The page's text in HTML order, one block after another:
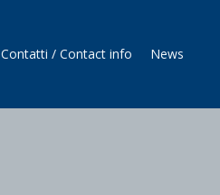
Contatti / Contact info News